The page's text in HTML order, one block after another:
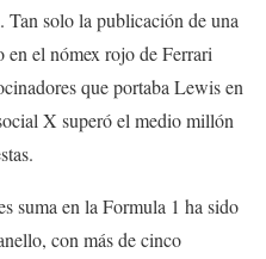
Tan solo la publicación de una
el nómex rojo de Ferrari
que portaba Lewis en
X superó el medio millón
suma en la Formula 1 ha sido
con más de cinco